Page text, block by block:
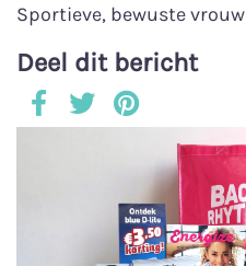
Sportieve, bewuste vrouw
Deel dit bericht